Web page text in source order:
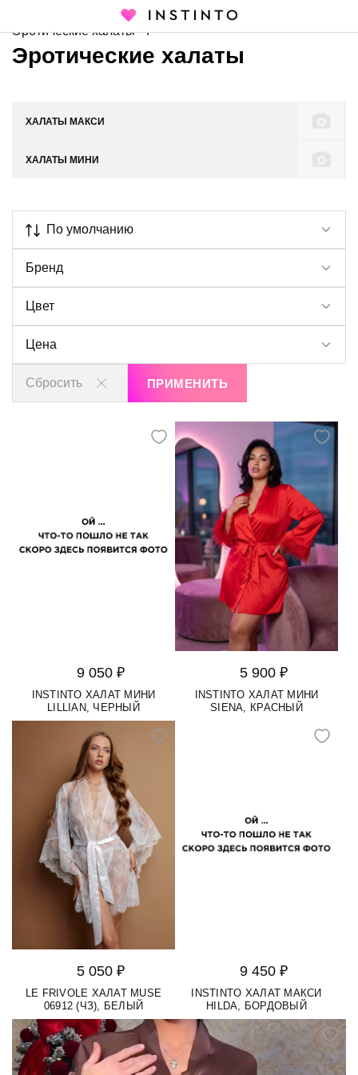
Каталог Эротическое белье
Эротические халаты
Эротические халаты
ХАЛАТЫ МАКСИ
ХАЛАТЫ МИНИ
По умолчанию
Бренд
Цвет
Цена
Сбросить ПРИМЕНИТЬ
9 050 ₽
INSTINTO ХАЛАТ МИНИ
LILLIAN, ЧЕРНЫЙ
5 900 ₽
INSTINTO ХАЛАТ МИНИ
SIENA, КРАСНЫЙ
5 050 ₽
LE FRIVOLE ХАЛАТ MUSE
06912 (ЧЗ), БЕЛЫЙ
9 450 ₽
INSTINTO ХАЛАТ МАКСИ
HILDA, БОРДОВЫЙ